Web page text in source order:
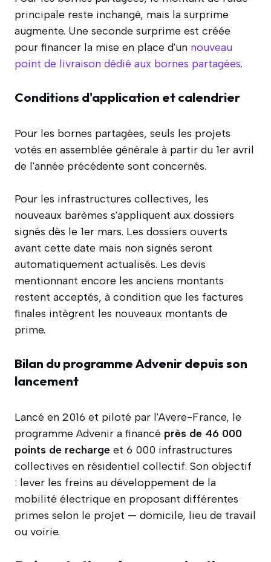
principale reste inchangé, mais la surprime
augmente. Une seconde surprime est créée
pour financer la mise en place d'un nouveau
point de livraison dédié aux bornes partagées.
Conditions d'application et calendrier
Pour les bornes partagées, seuls les projets
votés en assemblée générale à partir du 1er avril
de l'année précédente sont concernés.
Pour les infrastructures collectives, les
nouveaux barèmes s'appliquent aux dossiers
signés dès le 1er mars. Les dossiers ouverts
avant cette date mais non signés seront
automatiquement actualisés. Les devis
mentionnant encore les anciens montants
restent acceptés, à condition que les factures
finales intègrent les nouveaux montants de
prime.
Bilan du programme Advenir depuis son
lancement
Lancé en 2016 et piloté par l'Avere-France, le
programme Advenir a financé près de 46 000
points de recharge et 6 000 infrastructures
collectives en résidentiel collectif. Son objectif
: lever les freins au développement de la
mobilité électrique en proposant différentes
primes selon le projet — domicile, lieu de travail
ou voirie.